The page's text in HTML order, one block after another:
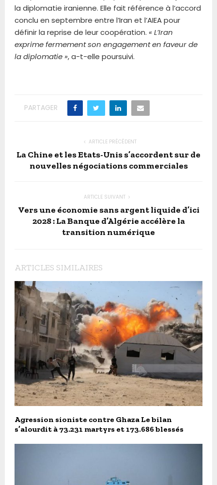
la diplomatie iranienne. Elle fait référence à l’accord
conclu en septembre entre l’Iran et l’AIEA pour
définir la reprise de leur coopération. « L’Iran
exprime fermement son engagement en faveur de
la diplomatie », a-t-elle poursuivi.
PARTAGER
ARTICLE PRÉCÉDENT
La Chine et les Etats-Unis s’accordent sur de
nouvelles négociations commerciales
ARTICLE SUIVANT
Vers une économie sans argent liquide d’ici
2028 : La Banque d’Algérie accélère la
transition numérique
ARTICLES SIMILAIRES
Agression sioniste contre Ghaza Le bilan
s’alourdit à 73.231 martyrs et 173.686 blessés